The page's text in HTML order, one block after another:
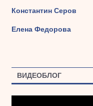
Константин Серов
Елена Федорова
ВИДЕОБЛОГ